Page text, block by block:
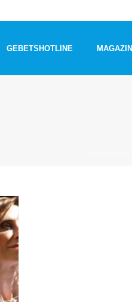
GEBETSHOTLINE MAGAZIN